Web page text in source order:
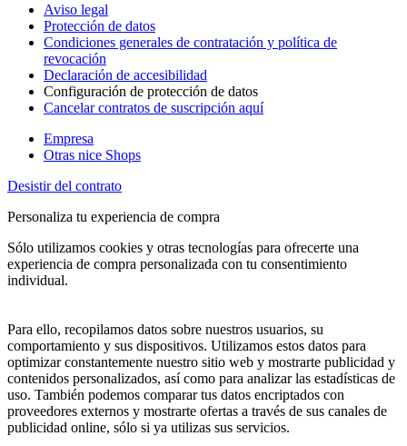
Aviso legal
Protección de datos
Condiciones generales de contratación y política de
revocación
Declaración de accesibilidad
Configuración de protección de datos
Cancelar contratos de suscripción aquí
Empresa
Otras nice Shops
Desistir del contrato
Personaliza tu experiencia de compra
Sólo utilizamos cookies y otras tecnologías para ofrecerte una
experiencia de compra personalizada con tu consentimiento
individual.
Para ello, recopilamos datos sobre nuestros usuarios, su
comportamiento y sus dispositivos. Utilizamos estos datos para
optimizar constantemente nuestro sitio web y mostrarte publicidad y
contenidos personalizados, así como para analizar las estadísticas de
uso. También podemos comparar tus datos encriptados con
proveedores externos y mostrarte ofertas a través de sus canales de
publicidad online, sólo si ya utilizas sus servicios.